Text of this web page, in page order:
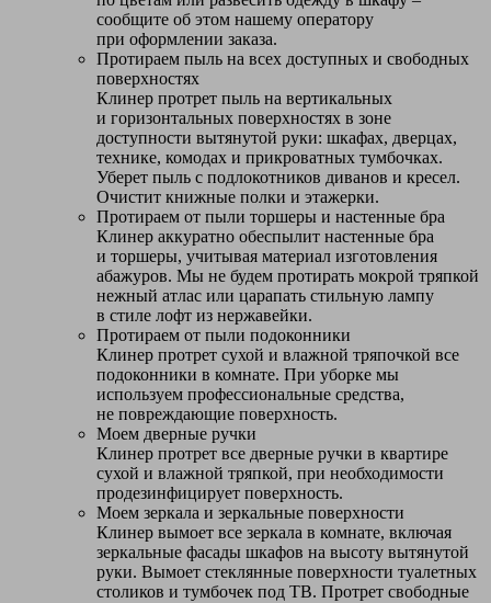
сообщите об этом нашему оператору
при оформлении заказа.
Протираем пыль на всех доступных и свободных
поверхностях
Клинер протрет пыль на вертикальных
и горизонтальных поверхностях в зоне
доступности вытянутой руки: шкафах, дверцах,
технике, комодах и прикроватных тумбочках.
Уберет пыль с подлокотников диванов и кресел.
Очистит книжные полки и этажерки.
Протираем от пыли торшеры и настенные бра
Клинер аккуратно обеспылит настенные бра
и торшеры, учитывая материал изготовления
абажуров. Мы не будем протирать мокрой тряпкой
нежный атлас или царапать стильную лампу
в стиле лофт из нержавейки.
Протираем от пыли подоконники
Клинер протрет сухой и влажной тряпочкой все
подоконники в комнате. При уборке мы
используем профессиональные средства,
не повреждающие поверхность.
Моем дверные ручки
Клинер протрет все дверные ручки в квартире
сухой и влажной тряпкой, при необходимости
продезинфицирует поверхность.
Моем зеркала и зеркальные поверхности
Клинер вымоет все зеркала в комнате, включая
зеркальные фасады шкафов на высоту вытянутой
руки. Вымоет стеклянные поверхности туалетных
столиков и тумбочек под ТВ. Протрет свободные